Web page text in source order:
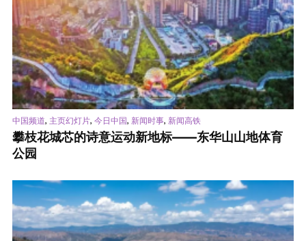
中国频道, 主页幻灯片, 今日中国, 新闻时事, 新闻高铁
攀枝花城芯的诗意运动新地标——东华山山地体育
公园